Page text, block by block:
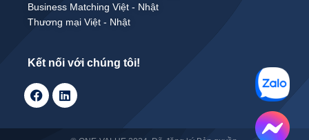
Business Matching Việt - Nhật
Thương mại Việt - Nhật
Kết nối với chúng tôi!